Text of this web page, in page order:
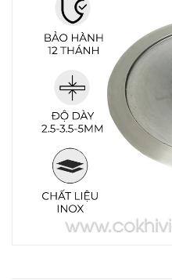
MÁY CHẾ BIẾN NÔNG SẢN
THIẾT BỊ LÀM ĐỒ ĂN NHANH
THIẾT BỊ LÀM BÁNH
MÁY ĐÓNG GÓI THỰC PHẨM
THIẾT BỊ LẠNH